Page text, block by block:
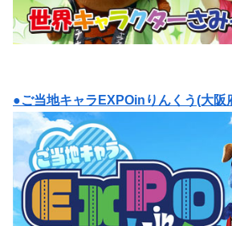
●ご当地キャラEXPOinりんくう(大阪